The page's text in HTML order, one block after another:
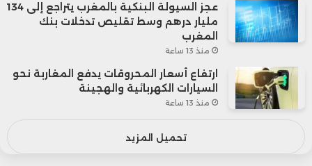
عجز السيولة البنكية بالمغرب يتراجع إلى 134
مليار درهم وسط تقليص تدخلات بنك
المغرب
منذ 13 ساعة
ارتفاع أسعار المحروقات يدفع المغاربة نحو
السيارات الكهربائية والهجينة
منذ 13 ساعة
تحميل المزيد